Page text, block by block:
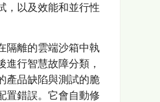
，以及效能和並行性
隔離的雲端沙箱中執
進行智慧故障分類，
產品缺陷與測試的脆
置錯誤。它會自動修